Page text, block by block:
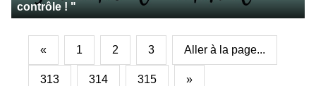
contrôle ! "
« 1 2 3 Aller à la page...
313 314 315 »